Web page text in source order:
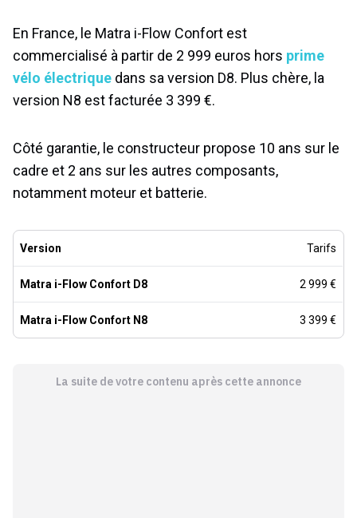
En France, le Matra i-Flow Confort est
commercialisé à partir de 2 999 euros hors prime
vélo électrique dans sa version D8. Plus chère, la
version N8 est facturée 3 399 €.
Côté garantie, le constructeur propose 10 ans sur le
cadre et 2 ans sur les autres composants,
notamment moteur et batterie.
Version Tarifs
Matra i-Flow Confort D8 2 999 €
Matra i-Flow Confort N8 3 399 €
La suite de votre contenu après cette annonce